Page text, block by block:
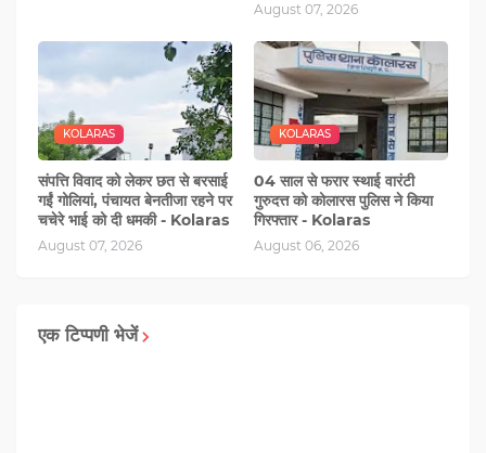
August 07, 2026
KOLARAS
संपत्ति विवाद को लेकर छत से बरसाई
गईं गोलियां, पंचायत बेनतीजा रहने पर
चचेरे भाई को दी धमकी - Kolaras
August 07, 2026
KOLARAS
04 साल से फरार स्थाई वारंटी
गुरुदत्त को कोलारस पुलिस ने किया
गिरफ्तार - Kolaras
August 06, 2026
एक टिप्पणी भेजें